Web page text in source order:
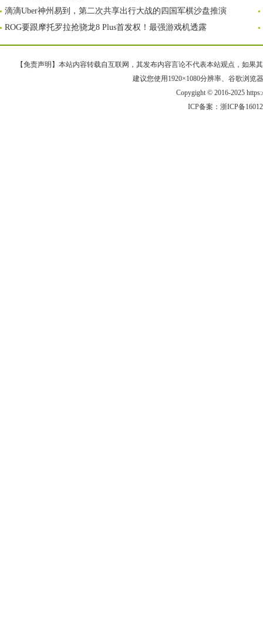
滴滴Uber神州易到，第二次共享出行大战的四国军棋沙盘推演
ROG要跟摩托罗拉抢骁龙8 Plus首发权！最强游戏机透露
【免责声明】本站内容转载自互联网，其发布内容言论不代表本站观点，如果
建议您使用1920×1080分辨率、谷歌浏览
Copygight © 2016-2025
ICP备案： 浙ICP备